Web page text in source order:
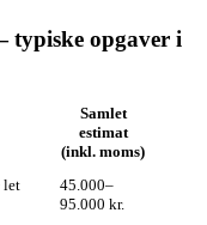
typiske opgaver i
Samlet
estimat
(inkl. moms)
let
45.000–
95.000 kr.